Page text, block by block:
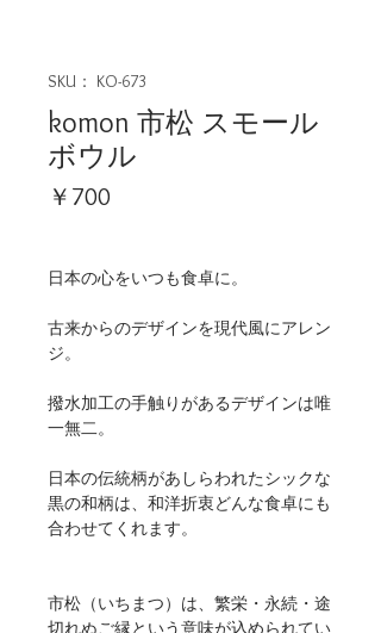
SKU： KO-673
komon 市松 スモール
ボウル
￥700
日本の心をいつも食卓に。
古来からのデザインを現代風にアレン
ジ。
撥水加工の手触りがあるデザインは唯
一無二。
日本の伝統柄があしらわれたシックな
黒の和柄は、和洋折衷どんな食卓にも
合わせてくれます。
市松（いちまつ）は、繁栄・永続・途
切れぬご縁という意味が込められてい